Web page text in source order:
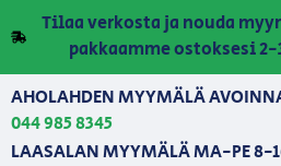
Tilaa verkosta ja nouda
pakkaamme ostoksesi
AHOLAHDEN MYYMÄLÄ
044 985 8345
LAASALAN MYYMÄLÄ MA-PE 8-